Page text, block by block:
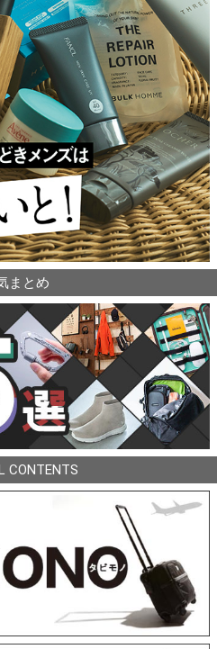
まとめ
CONTENTS